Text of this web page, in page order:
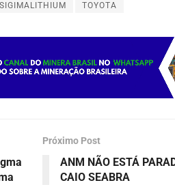
SIGIMALITHIUM TOYOTA
Próximo Post
ANM NÃO ESTÁ
CAIO SEABRA